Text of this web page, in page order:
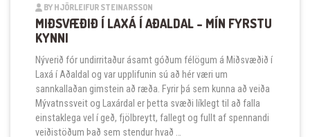
BY HJÖRLEIFUR STEINARSSON
MIÐSVÆÐIÐ Í LAXÁ Í AÐALDAL – MÍN FYRSTU
KYNNI
Nýverið fór undirritaður ásamt góðum félögum á Miðsvæðið í
Laxá í Aðaldal og var upplifunin sú að hér væri um
sannkallaðan gimstein að ræða. Fyrir þá sem kunna að veiða
Mývatnssveit og Laxárdal er þetta svæði líklegt til að falla
einstaklega vel í geð, fjölbreytt, fallegt og fullt af spennandi
veiðistöðum Það sem stendur hvað …